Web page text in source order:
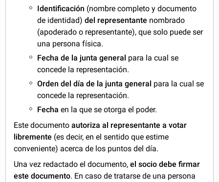
Identificación (nombre completo y documento
de identidad)del representante nombrado
(apoderado o representante), que solo puede ser
una persona física.
Fecha de la junta general para la cual se
concede la representación.
Orden del día de la junta general para la cual se
concede la representación.
Fechaen la que se otorga el poder.
Este documento autoriza al representante a votar
libremente (es decir, en el sentido que estime
conveniente) acerca de los puntos del día.
Una vez redactado el documento,el socio debe firmar
este documento. En caso de tratarse de una persona